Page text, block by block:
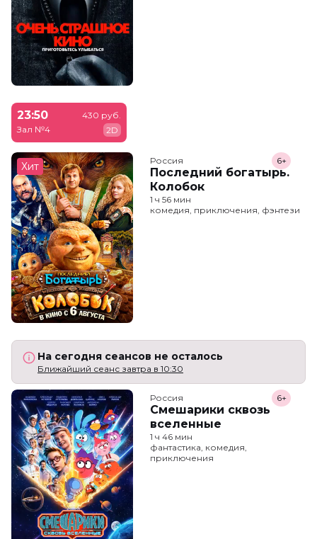
23:50
Зал №4
430 руб.
2D
Хит Россия
Последний богатырь.
Колобок
6+
1 ч 56 мин
комедия, приключения, фэнтези
На сегодня сеансов не осталось
Ближайший сеанс завтра в 10:30
Россия
Смешарики сквозь
вселенные
6+
1 ч 46 мин
фантастика, комедия,
приключения